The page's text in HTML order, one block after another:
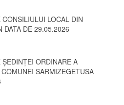
LOCAL DIN
DATA DE 29.05.2026
ORDINARE A
SARMIZEGETUSA